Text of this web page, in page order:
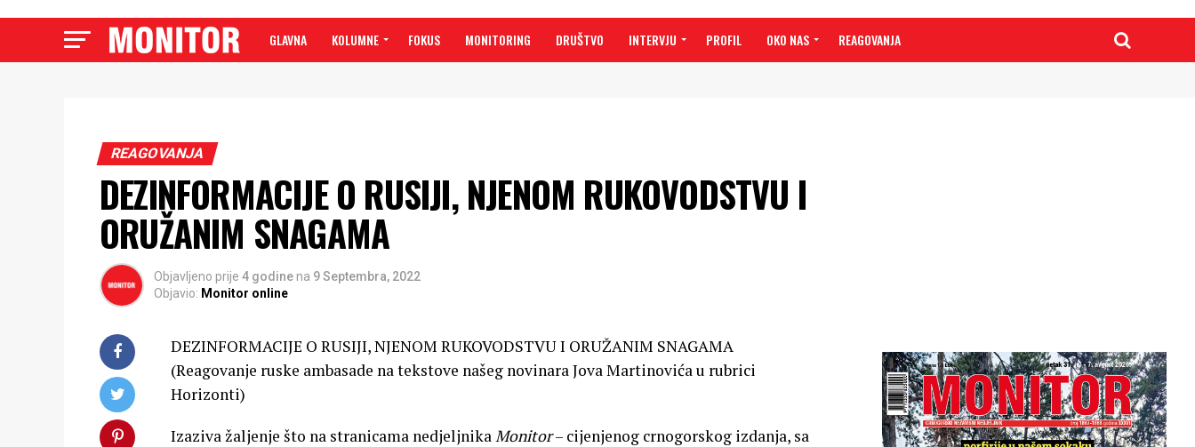
GLAVNA KOLUMNE FOKUS MONITORING DRUŠTVO INTERVJU PROFIL OKO NAS REAGOVANJA
REAGOVANJA
DEZINFORMACIJE O RUSIJI, NJENOM RUKOVODSTVU I
ORUŽANIM SNAGAMA
Objavljeno prije 4 godine na 9 Septembra, 2022
Objavio: Monitor online
DEZINFORMACIJE O RUSIJI, NJENOM RUKOVODSTVU I ORUŽANIM SNAGAMA
(Reagovanje ruske ambasade na tekstove našeg novinara Jova Martinovića u rubrici
Horizonti)
Izaziva žaljenje što na stranicama nedjeljnikaMonitor– cijenjenog crnogorskog izdanja, sa